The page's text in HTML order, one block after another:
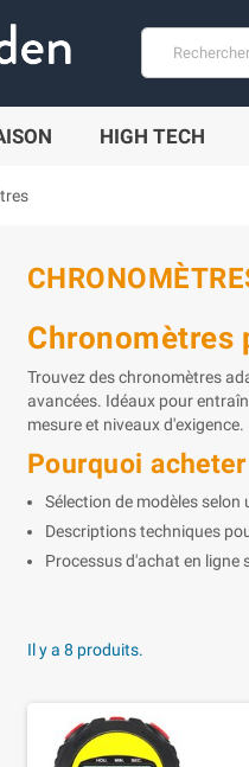
HIGH TECH
Chronomètres
Trouvez des chronomètres
avancées. Idéaux pour
mesure et niveaux d'exigence.
Pourquoi
Sélection de modèles
Descriptions techniques
Processus d'achat en ligne
Il y a 8 produits.